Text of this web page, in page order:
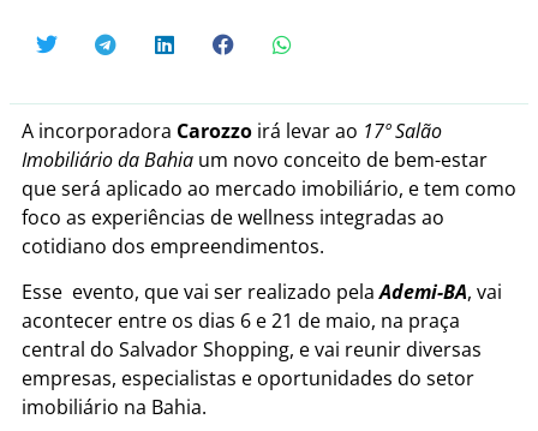
A incorporadora Carozzo irá levar ao 17º Salão
Imobiliário da Bahia um novo conceito de bem-estar
que será aplicado ao mercado imobiliário, e tem como
foco as experiências de wellness integradas ao
cotidiano dos empreendimentos.
Esse evento, que vai ser realizado pelaAdemi-BA, vai
acontecer entre os dias 6 e 21 de maio, na praça
central do Salvador Shopping, e vai reunir diversas
empresas, especialistas e oportunidades do setor
imobiliário na Bahia.